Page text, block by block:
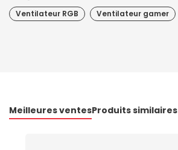
Ventilateur RGB Ventilateur gamer
Meilleures ventesProduits similaires